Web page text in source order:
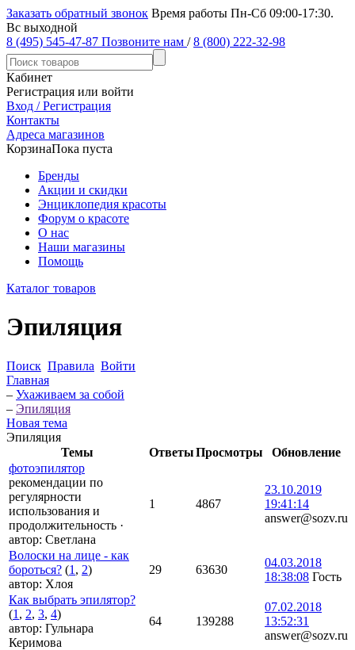
Заказать обратный звонок Время работы Пн-Сб 09:00-17:30.
Вс выходной
8 (495) 545-47-87 Позвоните нам / 8 (800) 222-32-98
Кабинет
Регистрация или войти
Вход / Регистрация
Контакты
Адреса магазинов
КорзинаПока пуста
Бренды
Акции и скидки
Энциклопедия красоты
Форум о красоте
О нас
Наши магазины
Помощь
Каталог товаров
Эпиляция
Поиск Правила Войти
Главная
– Ухаживаем за собой
– Эпиляция
Новая тема
Эпиляция
Темы
ОтветыПросмотры
Обновление
фотоэпилятор
рекомендации по
регулярности
использования и
продолжительность ·
автор: Светлана
1 4867
23.10.2019
19:41:14
answer@sozv.ru
Волоски на лице - как
бороться? (1 , 2)
автор: Хлоя
29 63630
04.03.2018
18:38:08 Гость
Как выбрать эпилятор?
(1 , 2, 3, 4)
автор: Гульнара
Керимова
64 139288
07.02.2018
13:52:31
answer@sozv.ru